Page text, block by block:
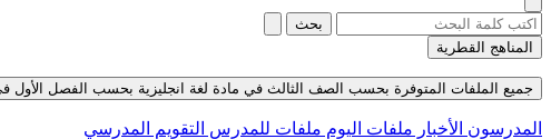
بحث
المناهج القطرية
جميع الملفات المتوفرة بحسب الصف الثالث في مادة لغة انجليزية بحسب الفصل الأول في قسم
المدرسون الأخبار ملفات اليوم ملفات للمدرس التقويم المدرسي